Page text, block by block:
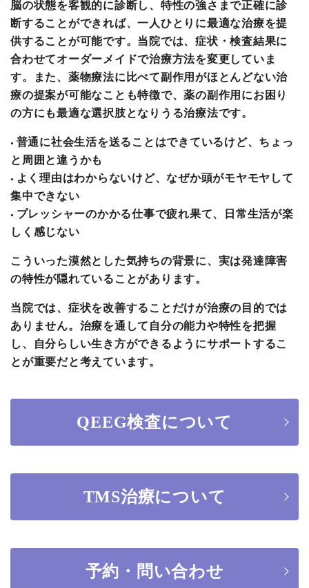
脳の状態を客観的に診断し、特性の強さまで正確に診
断することができれば、一人ひとりに最適な治療を提
供することが可能です。当院では、症状・検査結果に
合わせてオーダーメイドで治療方法を変更していま
す。また、薬物療法に比べて副作用がほとんどない治
療の提案が可能なことも特徴で、薬の副作用にお困り
の方にも最適な選択肢となりうる治療法です。
普通に社会生活を送ることはできているけど、ちょっ
と周囲と違うかも
よく理由はわからないけど、なぜか頭がモヤモヤして
集中できない
プレッシャーのかかる仕事で疲れ果て、日常生活が楽
しく感じない
こういった漠然とした気持ちの背景に、実は発達障害
の特性が隠れていることがあります。
当院では、症状を改善することだけが治療の目的では
ありません。治療を通して自分の能力や特性を把握
し、自分らしい生き方ができるようにサポートするこ
とが重要だと考えています。
QEEG検査について
TMS治療について
予約・問い合わせ